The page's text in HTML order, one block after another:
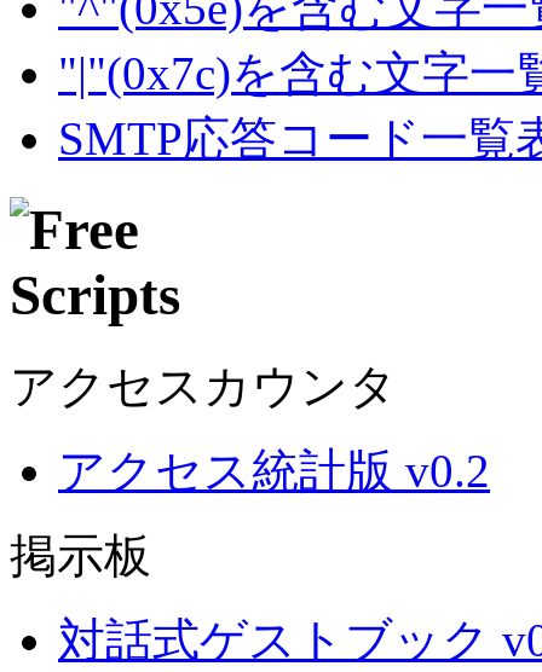
"|"(0x7c)を含む文字一
SMTP応答コード一覧
アクセスカウンタ
アクセス統計版 v0.2
掲示板
対話式ゲストブック